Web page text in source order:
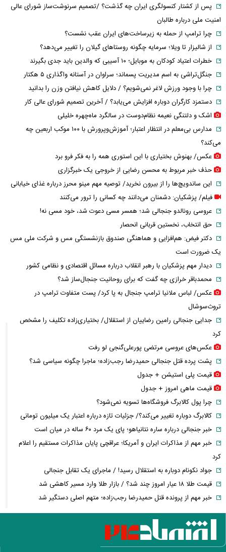
پس از کشتار کنسولگری ایران چه گذشت؟ /تصمیم سرنوشت‌ساز شورای عالی
امنیت ملی درباره طالبان
چرا ترامپ از حمله به زیرساخت‌های ایران عقب نشست؟
از شالیزار تا ویلا؛ سرمایه چگونه روستاهای گیلان را تغییر می‌دهد؟
خطرات اعتیاد کودکان به موبایل؛ ۱۰ آسیبی که والدین باید جدی بگیرند
جنگل‌تراشی به اسم مدیریت پسماند؛ سراوان در آستانه واگذاری ۵ هکتار
چرا با وجود ورزش لاغر نمی‌شویم؟ / دلایل کاهش نیافتن وزن را بدانید
دستمزد کارگران دوباره افزایش می‌یابد؟ / آخرین تصمیم شورای عالی کار
اشک و دلتنگی نعیمه نظام‌دوست در سالگرد ماه‌چهره خلیلی
مدارس بی‌معلم در انتظار اعتبار؛ آموزش‌وپرورش با ۱۰۰ موکب اربعین چه
می‌کند؟
عکس/ بهنوش بختیاری با این استوری همه را به فکر فرو برد
حذف خبر مربوط به محسن رضایی از خروجی یک خبرگزاری
این ساندویچ‌ها را از بیرون نخرید/ توصیه مهم مینو محرز درباره غذای خیابانی
فیلم/ پزشکیان: دشمنان می‌دانند چه کسانی را ترور می‌کنند
عروسی رونالدو جنجالی شد؛ همسر مسی دعوت شد، خود مسی نه!
حق انتخاب، نخستین قربانی انحصار
دکتر فیض: هم‌افزایی و هماهنگی صندوق بازنشستگی مس و شرکت ملی مس
یک ضرورت است
دیدار مهم پزشکیان با رهبر انقلاب درباره مسائل اقتصادی و نظامی کشور
محمدباقر خرازی چه گفت که برای روحانیت جنجال‌ساز شد؟
عکس/ لباس ملانیا ترامپ جنجال به پا کرد/ پست متفاوت ترامپ در
تروث‌سوشال
جدایی جنجالی رامین رضاییان از استقلال/ بختیاری‌زاده تکلیف را مشخص
کرد
عکس‌های عروسی مرتضی پورعلی‌گنجی لو رفت
پشت پرده قتل جنجالی حمیدرضا رجب‌زاده؛ ماجرا چگونه سیاسی شد؟
قیمت پلی استیشن + جدول
قیمت ماهی امروز + جدول
چرا پول کالابرگ فروشگاه‌ها تسویه نمی‌شود؟
کالابرگ دوباره تغییر می‌کند؟/ جزئیات تازه درباره اعتبار یک میلیون تومانی
خبر جنجالی درباره ساره نتانیاهو؛ پای یک مرد ۶۰ ساله در میان است
خبر مهم از مذاکرات ایران و آمریکا؛ عراقچی پایان مذاکرات مستقیم را اعلام
کرد
جواد نکونام دوباره به استقلال رسید! / ماجرای یک تقابل جنجالی
قیمت طلا ۱۸ عیار امروز چند شد؟ / بازار طلا وارد مسیر کاهشی شد
خبر مهم از پرونده قتل حمیدرضا رجب‌زاده؛ متهم اصلی دستگیر شد
قیمت واقعی بنزین مشخص شد؛ دولت برای هر لیتر چقدر یارانه می‌دهد؟
افزایش نرخ حواله دلار در بازار ارز؛ قیمت دلار امروز چند شد؟
سقوط تاریخی ذخایر نفت آمریکا؛ رکورد سال ۲۰۲۱ هم شکسته شد